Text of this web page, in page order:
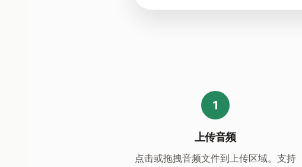
1
上传音频
点击或拖拽音频文件到上传区域。支持